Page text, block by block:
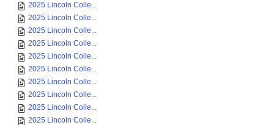
2025 Lincoln Colle...
2025 Lincoln Colle...
2025 Lincoln Colle...
2025 Lincoln Colle...
2025 Lincoln Colle...
2025 Lincoln Colle...
2025 Lincoln Colle...
2025 Lincoln Colle...
2025 Lincoln Colle...
2025 Lincoln Colle...